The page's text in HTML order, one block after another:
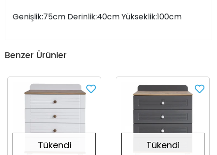
Genişlik:75cm Derinlik:40cm Yükseklik:100cm
Benzer Ürünler
Tükendi Tükendi